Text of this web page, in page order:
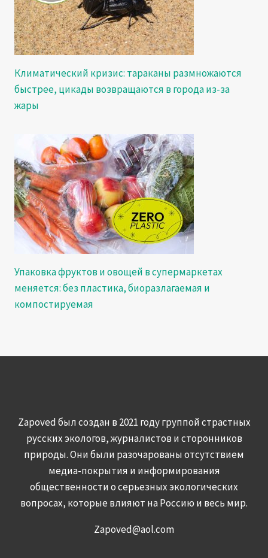
Климатический кризис: тараканы размножаются
быстрее, цикады возвращаются в города из-за
жары
Упаковка фруктов и овощей в супермаркетах
меняется: без пластика, биоразлагаемая и
компостируемая
Zapoved был создан в 2021 году группой страстных
русских экологов, журналистов и сторонников
природы. Они были разочарованы отсутствием
медиа-покрытия и информирования
общественности о серьезных экологических
вопросах, которые влияют на Россию и весь мир.
Zapoved@aol.com